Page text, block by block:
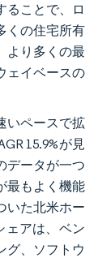
ることで、ロ
くの住宅所有
より多くの最
ェイベースの
いペースで拡
15.9%が見
データが一つ
最もよく機能
いた北米ホー
ェアは、ベン
グ、ソフトウ